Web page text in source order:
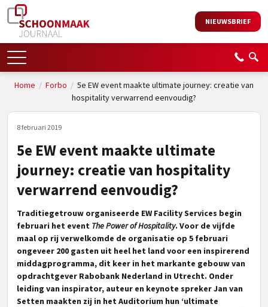
NIEUWSBRIEF
Home / Forbo / 5e EW event maakte ultimate journey: creatie van
hospitality verwarrend eenvoudig?
8 februari 2019
5e EW event maakte ultimate
journey: creatie van hospitality
verwarrend eenvoudig?
Traditiegetrouw organiseerde EW Facility Services begin
februari het event The Power of Hospitality. Voor de vijfde
maal op rij verwelkomde de organisatie op 5 februari
ongeveer 200 gasten uit heel het land voor een inspirerend
middagprogramma, dit keer in het markante gebouw van
opdrachtgever Rabobank Nederland in Utrecht. Onder
leiding van inspirator, auteur en keynote spreker Jan van
Setten maakten zij in het Auditorium hun ‘ultimate